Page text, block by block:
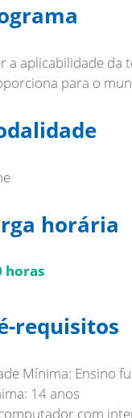
a aplicabilidade
horária
horas
requisitos
Mínima: Ensino
14 anos
com